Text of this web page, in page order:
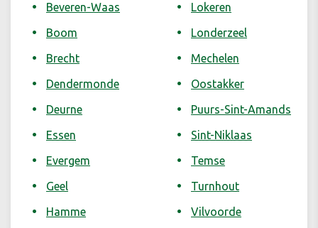
Beveren-Waas
Boom
Brecht
Dendermonde
Deurne
Essen
Evergem
Geel
Hamme
Lokeren
Londerzeel
Mechelen
Oostakker
Puurs-Sint-Amands
Sint-Niklaas
Temse
Turnhout
Vilvoorde